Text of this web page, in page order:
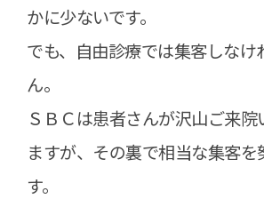
かに少ないです。
でも、自由診療では集客しなけ
ん。
ＳＢＣは患者さんが沢山ご来院
ますが、その裏で相当な集客を
す。